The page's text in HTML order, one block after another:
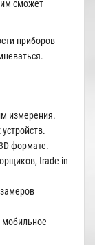
сможет
приборов
измерения.
формате.
trade-in